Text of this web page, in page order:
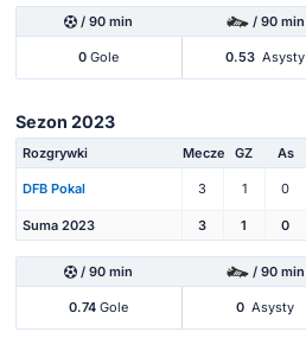
/ 90 min / 90 min
0 Gole 0.53 Asysty
Sezon 2023
Rozgrywki Mecze GZ As
DFB Pokal 3 1 0
Suma 2023 3 1 0
/ 90 min / 90 min
0.74 Gole 0 Asysty